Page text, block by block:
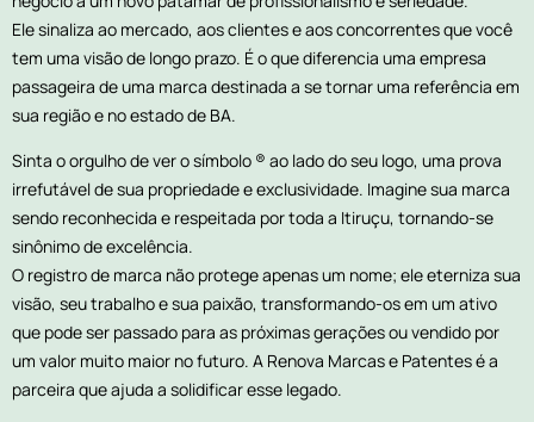
Ele sinaliza ao mercado, aos clientes e aos concorrentes que você
tem uma visão de longo prazo. É o que diferencia uma empresa
passageira de uma marca destinada a se tornar uma referência em
sua região e no estado de BA.
Sinta o orgulho de ver o símbolo ® ao lado do seu logo, uma prova
irrefutável de sua propriedade e exclusividade. Imagine sua marca
sendo reconhecida e respeitada por toda a Itiruçu, tornando-se
sinônimo de excelência.
O registro de marca não protege apenas um nome; ele eterniza sua
visão, seu trabalho e sua paixão, transformando-os em um ativo
que pode ser passado para as próximas gerações ou vendido por
um valor muito maior no futuro. A Renova Marcas e Patentes é a
parceira que ajuda a solidificar esse legado.